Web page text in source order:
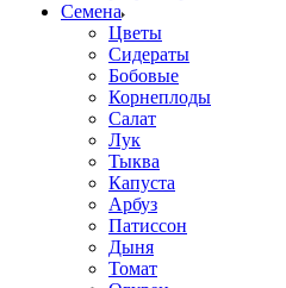
Семена
Цветы
Сидераты
Бобовые
Корнеплоды
Салат
Лук
Тыква
Капуста
Арбуз
Патиссон
Дыня
Томат